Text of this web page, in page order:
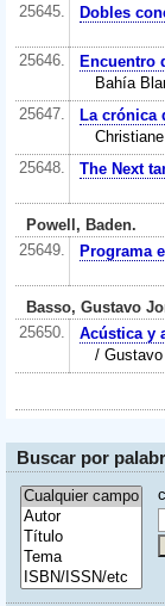
25645. Dobles
25646.
Encuentro
Bahía
25647.
La crónica
25648.
The Next
Powell, Baden.
25649.
Programa
Basso, Gustavo
25650.
Acústica y
/
Buscar por